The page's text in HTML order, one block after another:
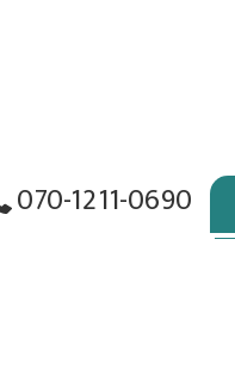
070-1211-0690